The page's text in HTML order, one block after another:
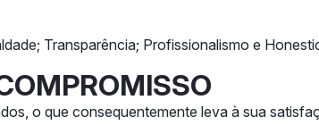
Transparência; Profissionalismo e
o que consequentemente leva à sua